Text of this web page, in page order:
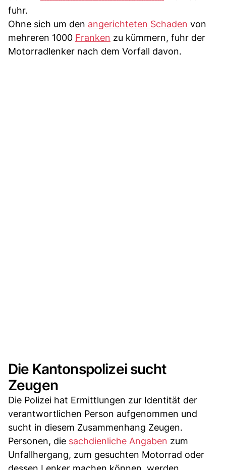
fuhr.
Ohne sich um den angerichteten Schaden von
mehreren 1000 Franken zu kümmern, fuhr der
Motorradlenker nach dem Vorfall davon.
Die Kantonspolizei sucht
Zeugen
Die Polizei hat Ermittlungen zur Identität der
verantwortlichen Person aufgenommen und
sucht in diesem Zusammenhang Zeugen.
Personen, die sachdienliche Angaben zum
Unfallhergang, zum gesuchten Motorrad oder